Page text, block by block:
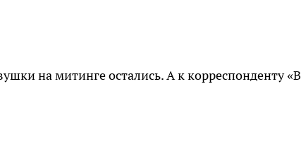
на митинге остались. А к корреспонденту